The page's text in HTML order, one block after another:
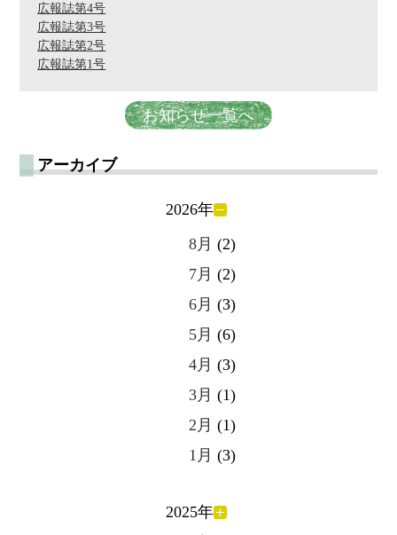
広報誌第4号
広報誌第3号
広報誌第2号
広報誌第1号
お知らせ一覧へ
アーカイブ
2026年
8月 (2)
7月 (2)
6月 (3)
5月 (6)
4月 (3)
3月 (1)
2月 (1)
1月 (3)
2025年